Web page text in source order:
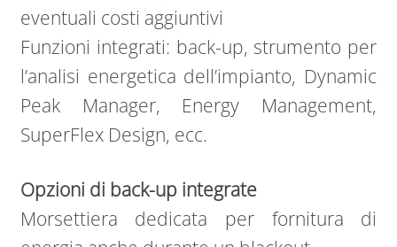
eventuali costi aggiuntivi
Funzioni integrati: back-up, strumento per
l’analisi energetica dell’impianto, Dynamic
Peak Manager, Energy Management,
SuperFlex Design, ecc.
Opzioni di back-up integrate
Morsettiera dedicata per fornitura di